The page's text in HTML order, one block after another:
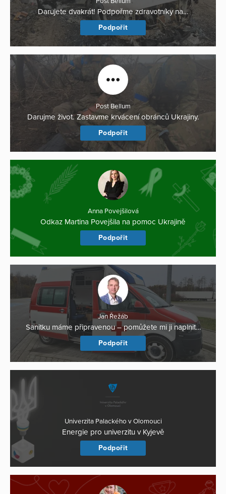
Darujete dvakrát! Podpořme zdravotníky na…
Podpořit
Post Bellum
Darujme život. Zastavme krvácení obránců Ukrajiny.
Podpořit
Anna Povejšilová
Odkaz Martina Povejšila na pomoc Ukrajině
Podpořit
Jan Řežáb
Sanitku máme připravenou – pomůžete mi ji naplnit…
Podpořit
Univerzita Palackého v Olomouci
Energie pro univerzitu v Kyjevě
Podpořit